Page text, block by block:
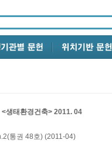
생태환경건축> 2011. 04
통권 48호) (2011-04)